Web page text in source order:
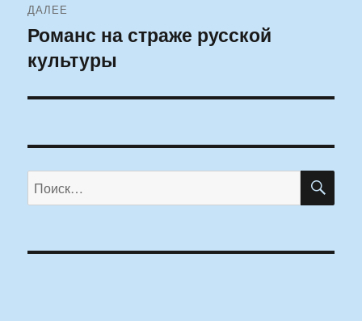
ДАЛЕЕ
Следующая
запись:
Романс на страже русской
культуры
Искать: